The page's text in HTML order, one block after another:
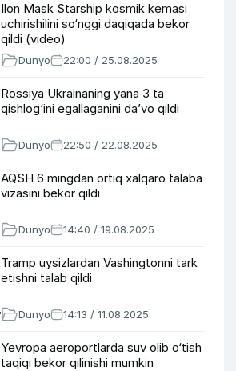
Ilon Mask Starship kosmik kemasi
uchirishilini so‘nggi daqiqada bekor
qildi (video)
Dunyo 22:00 / 25.08.2025
Rossiya Ukrainaning yana 3 ta
qishlog‘ini egallaganini da’vo qildi
Dunyo 22:50 / 22.08.2025
AQSH 6 mingdan ortiq xalqaro talaba
vizasini bekor qildi
Dunyo 14:40 / 19.08.2025
Tramp uysizlardan Vashingtonni tark
etishni talab qildi
Dunyo 14:13 / 11.08.2025
Yevropa aeroportlarda suv olib o‘tish
taqiqi bekor qilinishi mumkin